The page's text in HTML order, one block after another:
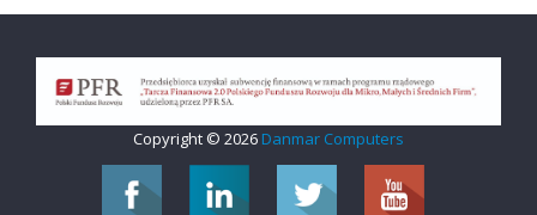
Copyright © 2026 Danmar Computers